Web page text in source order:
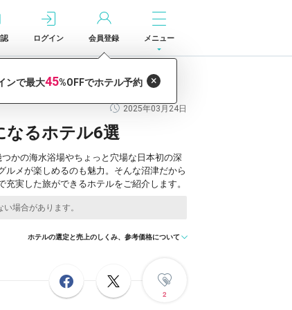
ログイン 会員登録 メニュー
2025年03月24日
なるホテル6選
かの海水浴場やちょっと穴場な日本初の深
メが楽しめるのも魅力。そんな沼津だから
実した旅ができるホテルをご紹介します。
ホテルの選定と売上のしくみ、参考価格について
2